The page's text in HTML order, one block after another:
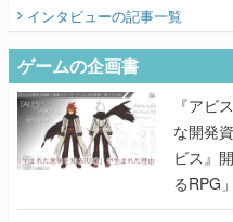
インタビューの記事一覧
ゲームの企画書
『アビ
な開発
ビス』
るRPG
書】